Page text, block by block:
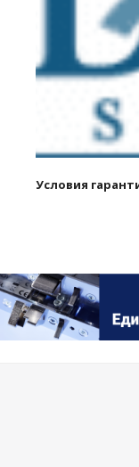
Условия